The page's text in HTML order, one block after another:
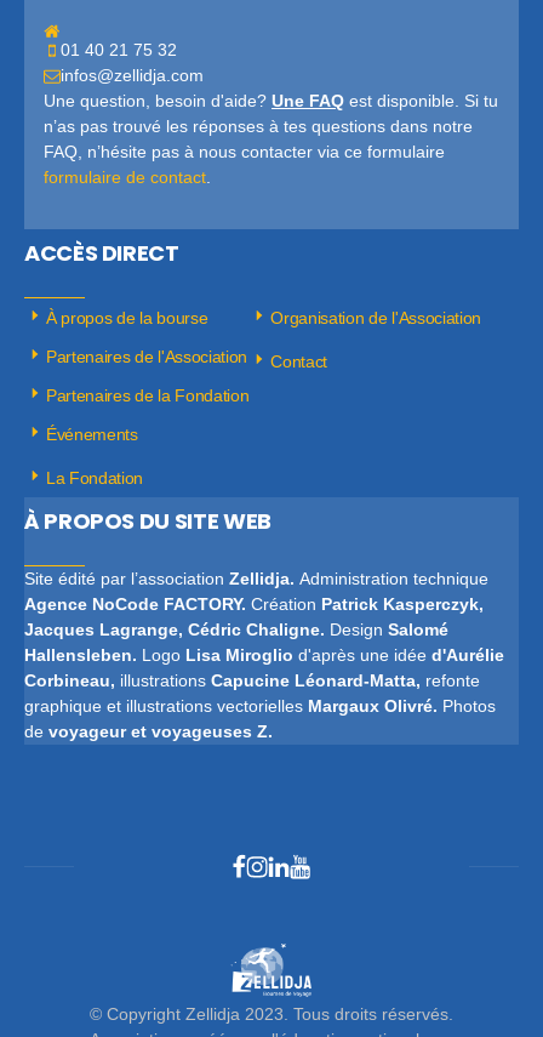
01 40 21 75 32
infos@zellidja.com
Une question, besoin d'aide? Une FAQ est disponible. Si tu
n’as pas trouvé les réponses à tes questions dans notre
FAQ, n’hésite pas à nous contacter via ce formulaire
formulaire de contact
ACCÈS DIRECT
À propos de la bourse
Partenaires de l'Association
Partenaires de la Fondation
Événements
La Fondation
Organisation de l'Association
Contact
À PROPOS DU SITE WEB
Site édité par l’association Zellidja. Administration technique
Agence NoCode FACTORY. Création Patrick Kasperczyk,
Jacques Lagrange, Cédric Chaligne. Design Salomé
Hallensleben. Logo Lisa Miroglio d'après une idée d'Aurélie
Corbineau, illustrations Capucine Léonard-Matta, refonte
graphique et illustrations vectorielles Margaux Olivré. Photos
de voyageur et voyageuses Z.
© Copyright Zellidja 2023. Tous droits réservés.